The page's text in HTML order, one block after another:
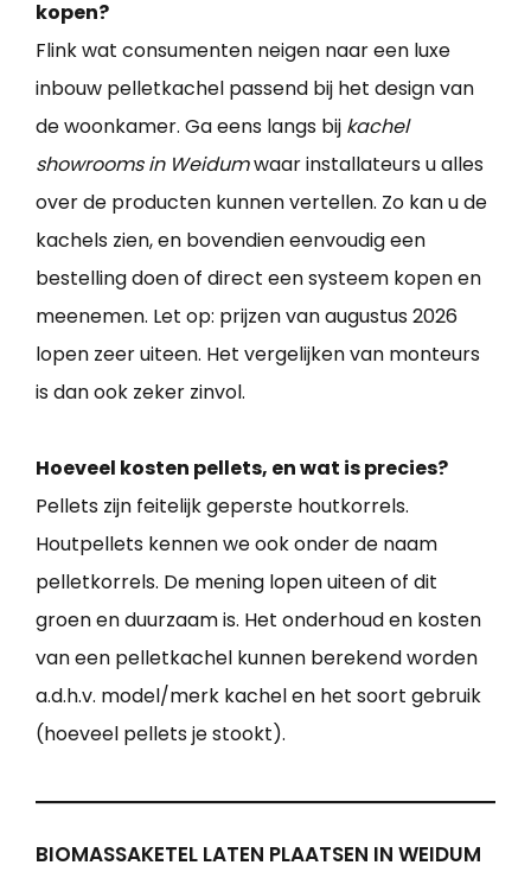
kopen?
Flink wat consumenten neigen naar een luxe
inbouw pelletkachel passend bij het design van
de woonkamer. Ga eens langs bij kachel
showrooms in Weidumwaar installateurs u alles
over de producten kunnen vertellen. Zo kan u de
kachels zien, en bovendien eenvoudig een
bestelling doen of direct een systeem kopen en
meenemen. Let op: prijzen van augustus 2026
lopen zeer uiteen. Het vergelijken van monteurs
is dan ook zeker zinvol.
Hoeveel kosten pellets, en wat is precies?
Pellets zijn feitelijk geperste houtkorrels.
Houtpellets kennen we ook onder de naam
pelletkorrels. De mening lopen uiteen of dit
groen en duurzaam is. Het onderhoud en kosten
van een pelletkachel kunnen berekend worden
a.d.h.v. model/merk kachel en het soort gebruik
(hoeveel pellets je stookt).
BIOMASSAKETEL LATEN PLAATSEN IN WEIDUM